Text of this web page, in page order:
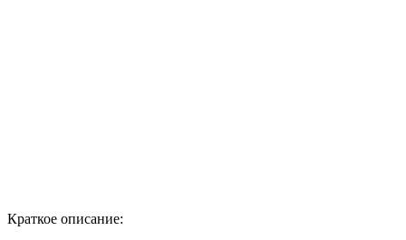
Краткое описание: